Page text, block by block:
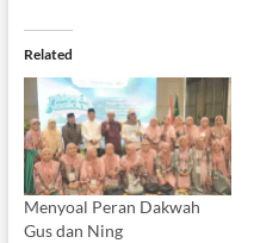
Related
Menyoal Peran Dakwah
Gus dan Ning